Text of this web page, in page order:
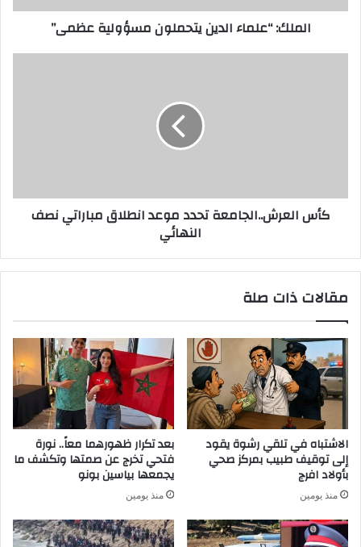
الملك: “علماء الدين يتحملون مسؤولية عظمى”
كأس العرش..الجامعة تحدد موعد انطلاق مباراتي نصف
النهائي
مقالات ذات صلة
الاشتباه في تلقي رشوة يقود
إلى توقيف طبيب بمركز صحي
بأولاد افرج
منذ يومين
بعد تكرار ظهورهما معاً.. نورة
فتحي تخرج عن صمتها وتكشف ما
يجمعها بياسين بونو
منذ يومين